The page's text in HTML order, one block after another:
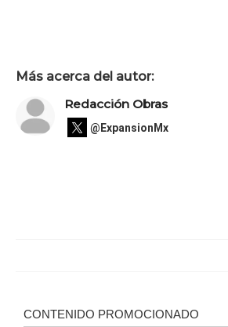
Más acerca del autor:
Redacción Obras
@ExpansionMx